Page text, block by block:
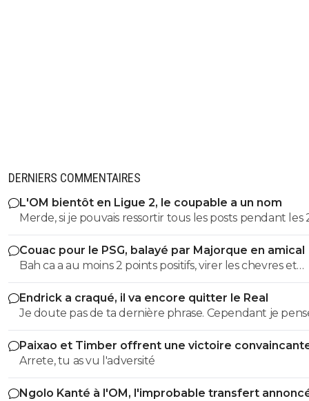
DERNIERS COMMENTAIRES
L'OM bientôt en Ligue 2, le coupable a un nom
Merde, si je pouvais ressortir tous les posts pendant les
dernieres années ou je denoncais cet imposteur ... et
insultes de ses groupies qui voulaient me faire avaler sa
semence comme eux ...
Couac pour le PSG, balayé par Majorque en amical
Bah ca a au moins 2 points positifs, virer les chevres et
démeloniser les autres, c’est plutot bien vu.
Endrick a craqué, il va encore quitter le Real
Je doute pas de ta dernière phrase. Cependant je pense
qu'on a d'autres problèmes en ce moment que ca.
Paixao et Timber offrent une victoire
l'OM
Arrete, tu as vu l'adversité
Ngolo Kanté à l'OM, l'improbable transfert